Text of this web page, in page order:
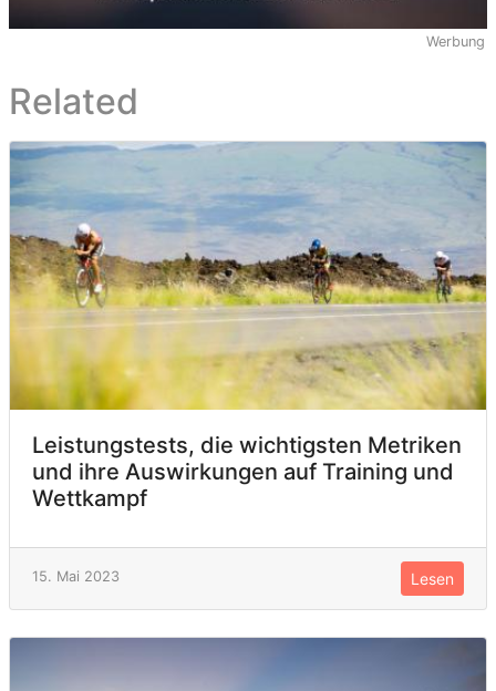
Werbung
Related
Leistungstests, die wichtigsten Metriken
und ihre Auswirkungen auf Training und
Wettkampf
15. Mai 2023 Lesen